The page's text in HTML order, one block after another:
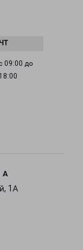
09:00 до
18:00
А
1А